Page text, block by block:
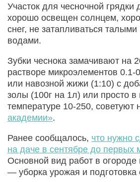
Участок для чесночной грядки
хорошо освещен солнцем,
снег, не затапливаться
водами.
Зубки чеснока замачивают на
растворе микроэлементов 0.1-
или навозной жижи (1:10) с
золы (100г на 1л) или просто в
температуре 10-250, советуют
академии».
Ранее сообщалось, что нужно
на даче в сентябре до первых
Основной вид работ в огороде
— уборка урожая и подготовка